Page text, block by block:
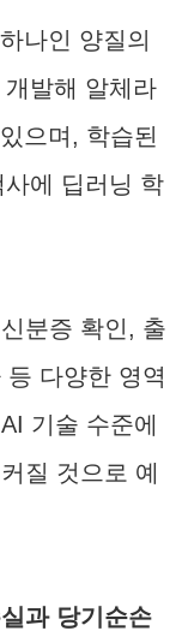
나인 양질의
발해 알체라
으며, 학습된
에 딥러닝 학
분증 확인, 출
다양한 영역
기술 수준에
질 것으로 예
과 당기순손